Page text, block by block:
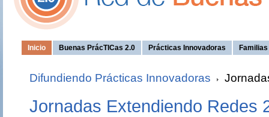
Inicio Buenas PrácTICas 2.0 Prácticas Innovadoras
Difundiendo Prácticas Innovadoras
Jornadas Extendiendo Redes